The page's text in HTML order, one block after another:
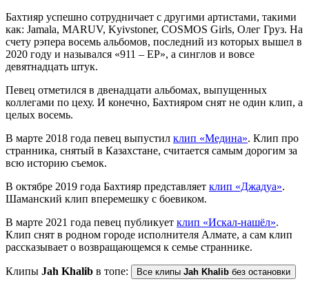
Бахтияр успешно сотрудничает с другими артистами, такими
как: Jamala, MARUV, Kyivstoner, COSMOS Girls, Олег Груз. На
счету рэпера восемь альбомов, последний из которых вышел в
2020 году и назывался «911 – ЕР», а синглов и вовсе
девятнадцать штук.
Певец отметился в двенадцати альбомах, выпущенных
коллегами по цеху. И конечно, Бахтияром снят не один клип, а
целых восемь.
В марте 2018 года певец выпустил клип «Медина». Клип про
странника, снятый в Казахстане, считается самым дорогим за
всю историю съемок.
В октябре 2019 года Бахтияр представляет клип «Джадуа».
Шаманский клип вперемешку с боевиком.
В марте 2021 года певец публикует клип «Искал-нашёл».
Клип снят в родном городе исполнителя Алмате, а сам клип
рассказывает о возвращающемся к семье страннике.
Клипы Jah Khalib в топе: Все клипы Jah Khalib без остановки